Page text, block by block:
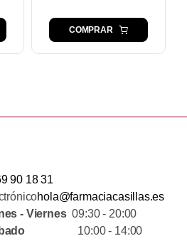
COMPRAR
90 18 31
hola@farmaciacasillas.es
- Viernes09:30 - 20:00
10:00 - 14:00